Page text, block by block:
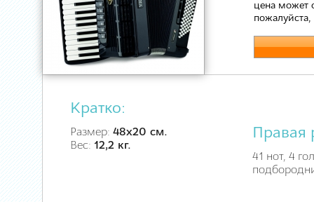
цена может
пожалуйста,
Кратко:
Размер: 48х20 см.
Вес: 12,2 кг.
Правая
41 нот, 4